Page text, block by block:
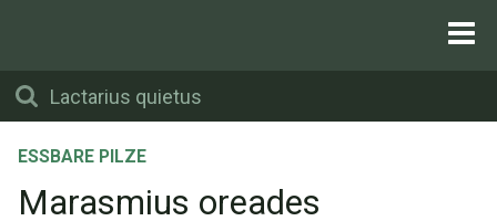
ESSBARE PILZE
Marasmius oreades